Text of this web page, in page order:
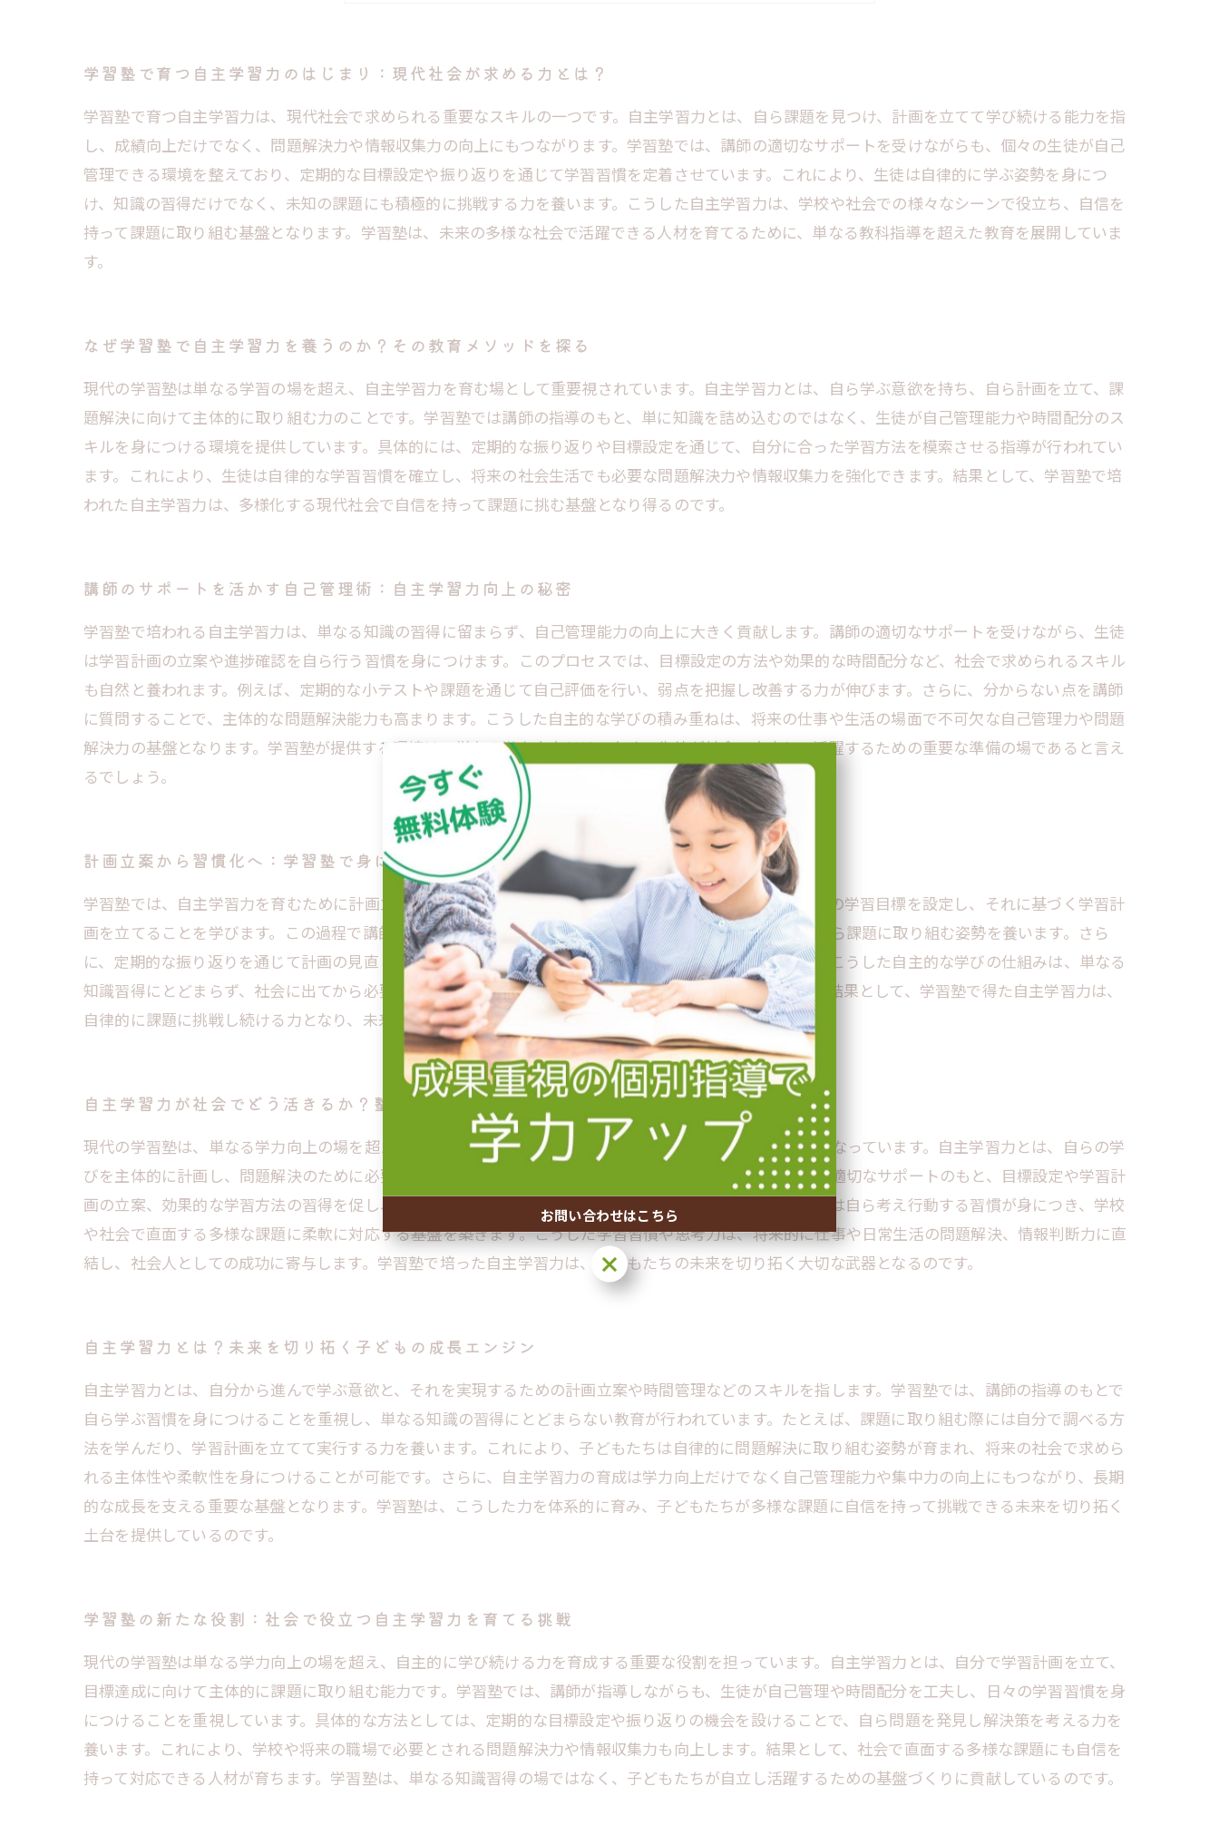
学習塾の新たな役割：社会で役立つ自主学習力を育てる挑戦
学習塾で育つ自主学習力のはじまり：現代社会が求める力とは？
学習塾で育つ自主学習力は、現代社会で求められる重要なスキルの一つです。自主学習力とは、自ら課題を見つけ、計画を立てて学び続ける能力を指
し、成績向上だけでなく、問題解決力や情報収集力の向上にもつながります。学習塾では、講師の適切なサポートを受けながらも、個々の生徒が自己
管理できる環境を整えており、定期的な目標設定や振り返りを通じて学習習慣を定着させています。これにより、生徒は自律的に学ぶ姿勢を身につ
け、知識の習得だけでなく、未知の課題にも積極的に挑戦する力を養います。こうした自主学習力は、学校や社会での様々なシーンで役立ち、自信を
持って課題に取り組む基盤となります。学習塾は、未来の多様な社会で活躍できる人材を育てるために、単なる教科指導を超えた教育を展開していま
す。
なぜ学習塾で自主学習力を養うのか？その教育メソッドを探る
現代の学習塾は単なる学習の場を超え、自主学習力を育む場として重要視されています。自主学習力とは、自ら学ぶ意欲を持ち、自ら計画を立て、課
題解決に向けて主体的に取り組む力のことです。学習塾では講師の指導のもと、単に知識を詰め込むのではなく、生徒が自己管理能力や時間配分のス
キルを身につける環境を提供しています。具体的には、定期的な振り返りや目標設定を通じて、自分に合った学習方法を模索させる指導が行われてい
ます。これにより、生徒は自律的な学習習慣を確立し、将来の社会生活でも必要な問題解決力や情報収集力を強化できます。結果として、学習塾で培
われた自主学習力は、多様化する現代社会で自信を持って課題に挑む基盤となり得るのです。
講師のサポートを活かす自己管理術：自主学習力向上の秘密
学習塾で培われる自主学習力は、単なる知識の習得に留まらず、自己管理能力の向上に大きく貢献します。講師の適切なサポートを受けながら、生徒
は学習計画の立案や進捗確認を自ら行う習慣を身につけます。このプロセスでは、目標設定の方法や効果的な時間配分など、社会で求められるスキル
も自然と養われます。例えば、定期的な小テストや課題を通じて自己評価を行い、弱点を把握し改善する力が伸びます。さらに、分からない点を講師
に質問することで、主体的な問題解決能力も高まります。こうした自主的な学びの積み重ねは、将来の仕事や生活の場面で不可欠な自己管理力や問題
解決力の基盤となります。学習塾が提供する環境は、単なる学力向上だけでなく、生徒が社会で自立して活躍するための重要な準備の場であると言え
るでしょう。
計画立案から習慣化へ：学習塾で身につける持続する学びの力
学習塾では、自主学習力を育むために計画立案から学びの習慣化までを重視しています。まず、生徒は自身の学習目標を設定し、それに基づく学習計
画を立てることを学びます。この過程で講師は、効果的な時間管理や優先順位の付け方を指導し、生徒が自ら課題に取り組む姿勢を養います。さら
に、定期的な振り返りを通じて計画の見直しや改善を促し、持続可能な学習習慣の形成をサポートします。こうした自主的な学びの仕組みは、単なる
知識習得にとどまらず、社会に出てから必要となる問題解決能力や情報収集力を涵養する基盤となります。結果として、学習塾で得た自主学習力は、
自律的に課題に挑戦し続ける力となり、未来の多様な状況に対応できる人材育成につながるのです。
自主学習力が社会でどう活きるか？塾での学びが未来を開く理由
現代の学習塾は、単なる学力向上の場を超え、生涯にわたり役立つ自主学習力を育成する重要な教育機関となっています。自主学習力とは、自らの学
びを主体的に計画し、問題解決のために必要な情報を能動的に収集・活用する力を指します。塾では講師の適切なサポートのもと、目標設定や学習計
画の立案、効果的な学習方法の習得を促し、自己管理能力も養います。このプロセスを通じて、子どもたちは自ら考え行動する習慣が身につき、学校
や社会で直面する多様な課題に柔軟に対応する基盤を築きます。こうした学習習慣や思考力は、将来的に仕事や日常生活の問題解決、情報判断力に直
結し、社会人としての成功に寄与します。学習塾で培った自主学習力は、子どもたちの未来を切り拓く大切な武器となるのです。
自主学習力とは？未来を切り拓く子どもの成長エンジン
自主学習力とは、自分から進んで学ぶ意欲と、それを実現するための計画立案や時間管理などのスキルを指します。学習塾では、講師の指導のもとで
自ら学ぶ習慣を身につけることを重視し、単なる知識の習得にとどまらない教育が行われています。たとえば、課題に取り組む際には自分で調べる方
法を学んだり、学習計画を立てて実行する力を養います。これにより、子どもたちは自律的に問題解決に取り組む姿勢が育まれ、将来の社会で求めら
れる主体性や柔軟性を身につけることが可能です。さらに、自主学習力の育成は学力向上だけでなく自己管理能力や集中力の向上にもつながり、長期
的な成長を支える重要な基盤となります。学習塾は、こうした力を体系的に育み、子どもたちが多様な課題に自信を持って挑戦できる未来を切り拓く
土台を提供しているのです。
学習塾の新たな役割：社会で役立つ自主学習力を育てる挑戦
現代の学習塾は単なる学力向上の場を超え、自主的に学び続ける力を育成する重要な役割を担っています。自主学習力とは、自分で学習計画を立て、
目標達成に向けて主体的に課題に取り組む能力です。学習塾では、講師が指導しながらも、生徒が自己管理や時間配分を工夫し、日々の学習習慣を身
につけることを重視しています。具体的な方法としては、定期的な目標設定や振り返りの機会を設けることで、自ら問題を発見し解決策を考える力を
養います。これにより、学校や将来の職場で必要とされる問題解決力や情報収集力も向上します。結果として、社会で直面する多様な課題にも自信を
持って対応できる人材が育ちます。学習塾は、単なる知識習得の場ではなく、子どもたちが自立し活躍するための基盤づくりに貢献しているのです。
お問い合わせはこちら
お問い合わせはこちら